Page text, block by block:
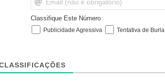
Classifique Este Número
Publicidade Agressiva Tentativa de Burla